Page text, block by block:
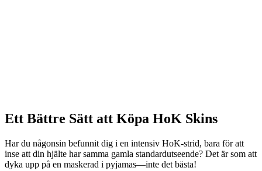
Ett Bättre Sätt att Köpa HoK Skins
Har du någonsin befunnit dig i en intensiv HoK-strid, bara för att
inse att din hjälte har samma gamla standardutseende? Det är som att
dyka upp på en maskerad i pyjamas—inte det bästa!